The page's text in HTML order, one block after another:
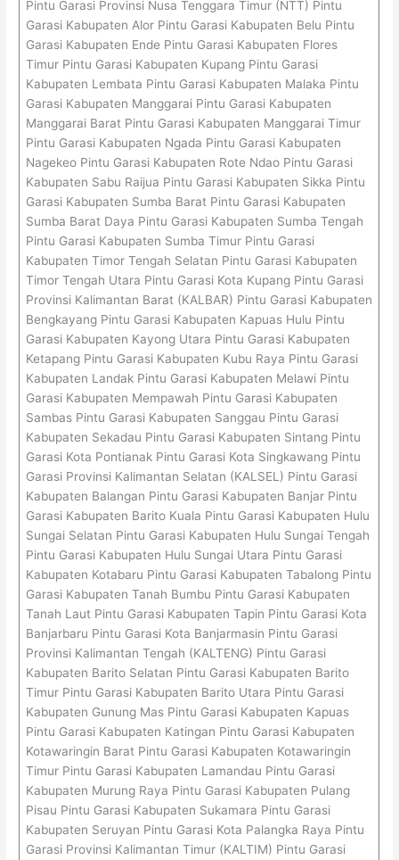
Pintu Garasi Provinsi Nusa Tenggara Timur (NTT) Pintu
Garasi Kabupaten Alor Pintu Garasi Kabupaten Belu Pintu
Garasi Kabupaten Ende Pintu Garasi Kabupaten Flores
Timur Pintu Garasi Kabupaten Kupang Pintu Garasi
Kabupaten Lembata Pintu Garasi Kabupaten Malaka Pintu
Garasi Kabupaten Manggarai Pintu Garasi Kabupaten
Manggarai Barat Pintu Garasi Kabupaten Manggarai Timur
Pintu Garasi Kabupaten Ngada Pintu Garasi Kabupaten
Nagekeo Pintu Garasi Kabupaten Rote Ndao Pintu Garasi
Kabupaten Sabu Raijua Pintu Garasi Kabupaten Sikka Pintu
Garasi Kabupaten Sumba Barat Pintu Garasi Kabupaten
Sumba Barat Daya Pintu Garasi Kabupaten Sumba Tengah
Pintu Garasi Kabupaten Sumba Timur Pintu Garasi
Kabupaten Timor Tengah Selatan Pintu Garasi Kabupaten
Timor Tengah Utara Pintu Garasi Kota Kupang Pintu Garasi
Provinsi Kalimantan Barat (KALBAR) Pintu Garasi Kabupaten
Bengkayang Pintu Garasi Kabupaten Kapuas Hulu Pintu
Garasi Kabupaten Kayong Utara Pintu Garasi Kabupaten
Ketapang Pintu Garasi Kabupaten Kubu Raya Pintu Garasi
Kabupaten Landak Pintu Garasi Kabupaten Melawi Pintu
Garasi Kabupaten Mempawah Pintu Garasi Kabupaten
Sambas Pintu Garasi Kabupaten Sanggau Pintu Garasi
Kabupaten Sekadau Pintu Garasi Kabupaten Sintang Pintu
Garasi Kota Pontianak Pintu Garasi Kota Singkawang Pintu
Garasi Provinsi Kalimantan Selatan (KALSEL) Pintu Garasi
Kabupaten Balangan Pintu Garasi Kabupaten Banjar Pintu
Garasi Kabupaten Barito Kuala Pintu Garasi Kabupaten Hulu
Sungai Selatan Pintu Garasi Kabupaten Hulu Sungai Tengah
Pintu Garasi Kabupaten Hulu Sungai Utara Pintu Garasi
Kabupaten Kotabaru Pintu Garasi Kabupaten Tabalong Pintu
Garasi Kabupaten Tanah Bumbu Pintu Garasi Kabupaten
Tanah Laut Pintu Garasi Kabupaten Tapin Pintu Garasi Kota
Banjarbaru Pintu Garasi Kota Banjarmasin Pintu Garasi
Provinsi Kalimantan Tengah (KALTENG) Pintu Garasi
Kabupaten Barito Selatan Pintu Garasi Kabupaten Barito
Timur Pintu Garasi Kabupaten Barito Utara Pintu Garasi
Kabupaten Gunung Mas Pintu Garasi Kabupaten Kapuas
Pintu Garasi Kabupaten Katingan Pintu Garasi Kabupaten
Kotawaringin Barat Pintu Garasi Kabupaten Kotawaringin
Timur Pintu Garasi Kabupaten Lamandau Pintu Garasi
Kabupaten Murung Raya Pintu Garasi Kabupaten Pulang
Pisau Pintu Garasi Kabupaten Sukamara Pintu Garasi
Kabupaten Seruyan Pintu Garasi Kota Palangka Raya Pintu
Garasi Provinsi Kalimantan Timur (KALTIM) Pintu Garasi